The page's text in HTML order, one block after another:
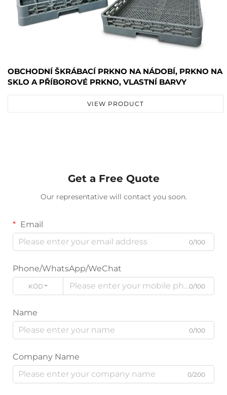
OBCHODNÍ ŠKRÁBACÍ PRKNO NA NÁDOBÍ, PRKNO NA
SKLO A PŘÍBOROVÉ PRKNO, VLASTNÍ BARVY
VIEW PRODUCT
Get a Free Quote
Our representative will contact you soon.
Email
0/100
Phone/WhatsApp/WeChat
KÓD 0/100
Name
0/100
Company Name
0/200